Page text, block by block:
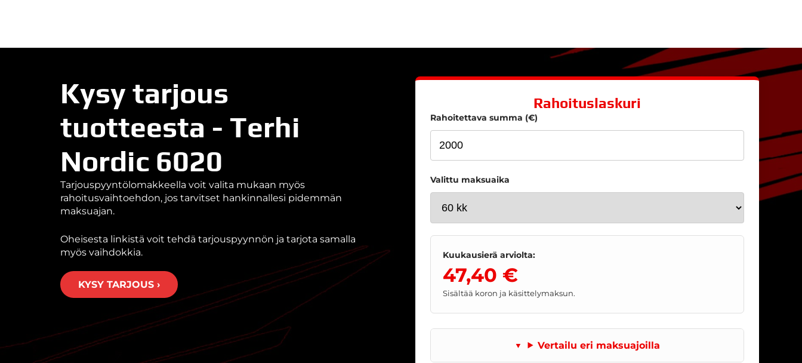
Kysy tarjous
tuotteesta - Terhi
Nordic 6020
Tarjouspyyntölomakkeella voit valita mukaan myös
rahoitusvaihtoehdon, jos tarvitset hankinnallesi pidemmän
maksuajan.
Oheisesta linkistä voit tehdä tarjouspyynnön ja tarjota samalla
myös vaihdokkia.
KYSY TARJOUS ›
Rahoituslaskuri
Rahoitettava summa (€)
Valittu maksuaika
Kuukausierä arviolta:
47,40 €
Sisältää koron ja käsittelymaksun.
Vertailu eri maksuajoilla